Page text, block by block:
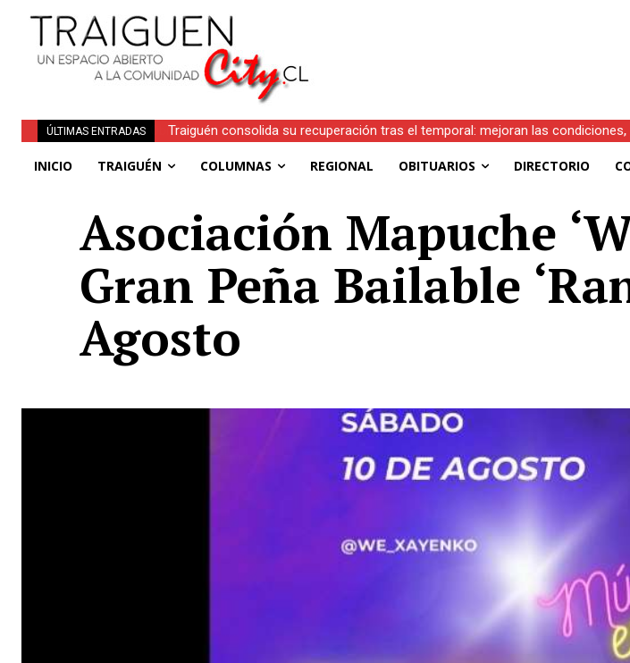
ÚLTIMAS ENTRADAS
Traiguén consolida su recuperación tras el temporal: mejoran las
INICIO TRAIGUÉN COLUMNAS REGIONAL OBITUARIOS DIRECTORIO
Asociación Mapuche
Gran Peña Bailable
Agosto